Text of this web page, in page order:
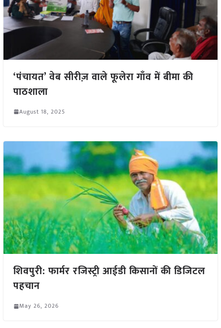
‘पंचायत’ वेब सीरीज़ वाले फूलेरा गाँव में बीमा की
पाठशाला
August 18, 2025
शिवपुरी: फार्मर रजिस्ट्री आईडी किसानों की डिजिटल
पहचान
May 26, 2026